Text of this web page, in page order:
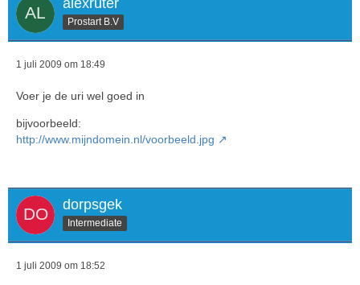
alexruter
Prostart B.V
1 juli 2009 om 18:49
Voer je de uri wel goed in
bijvoorbeeld:
http://www.mijndomein.nl/voorbeeld.jpg
dorpsgek
Intermediate
1 juli 2009 om 18:52